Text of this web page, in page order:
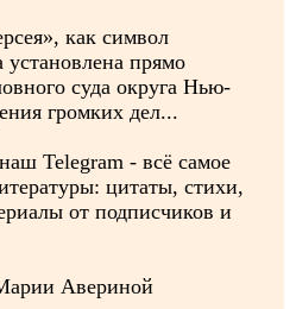
как символ
установлена прямо
суда округа Нью-
громких дел...
Telegram - всё самое
цитаты, стихи,
от подписчиков и
Авериной